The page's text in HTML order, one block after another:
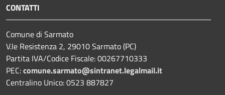
CONTATTI
Comune di Sarmato
V.le Resistenza 2, 29010 Sarmato (PC)
Partita IVA/Codice Fiscale: 00267710333
PEC:comune.sarmato@sintranet.legalmail.it
Centralino Unico: 0523 887827